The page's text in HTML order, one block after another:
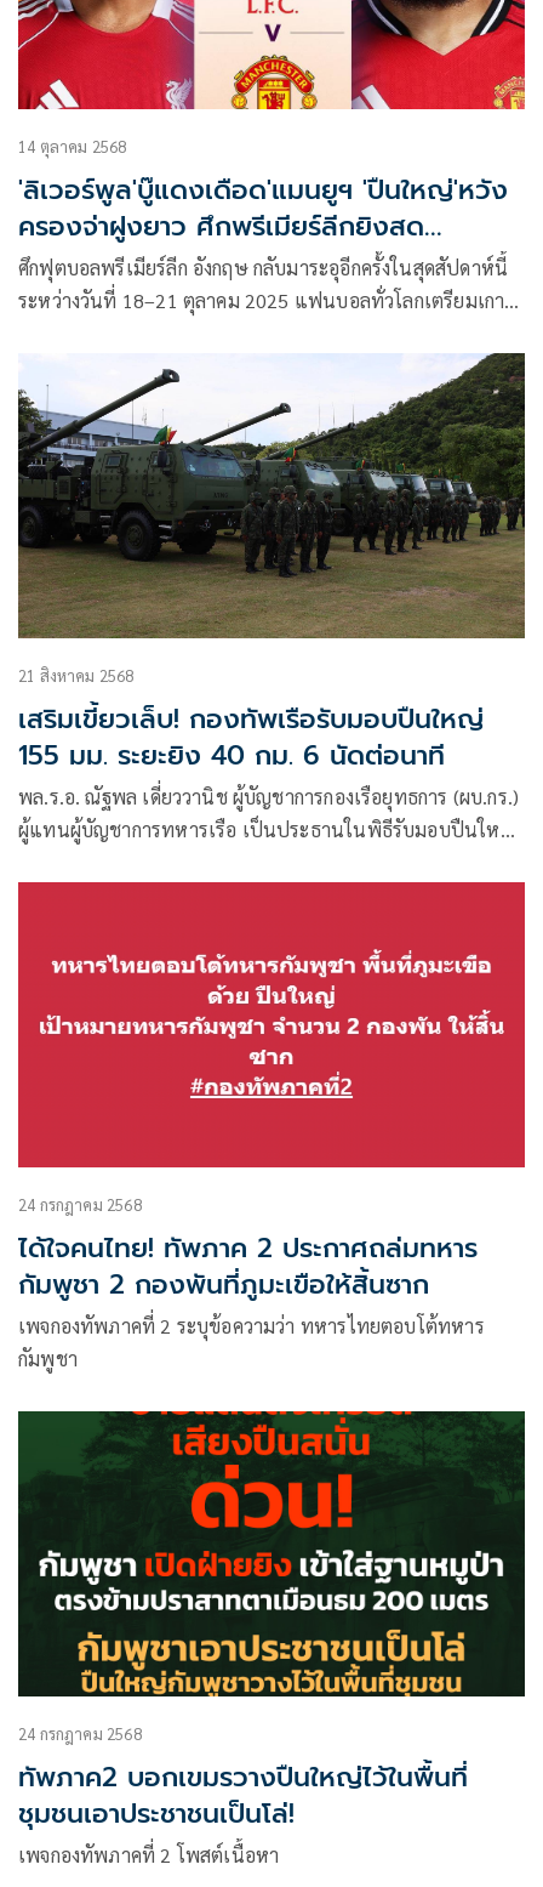
14 ตุลาคม 2568
'ลิเวอร์พูล'บู๊แดงเดือด'แมนยูฯ 'ปืนใหญ่'หวัง
ครองจ่าฝูงยาว ศึกพรีเมียร์ลีกยิงสด
ผ่านMonomax
ศึกฟุตบอลพรีเมียร์ลีก อังกฤษ กลับมาระอุอีกครั้งในสุดสัปดาห์นี้
ระหว่างวันที่ 18–21 ตุลาคม 2025 แฟนบอลทั่วโลกเตรียมเกาะ
เดือด” ลิเวอร์พูล เปิดแอนฟิลด์รับศึก แมนเชสเตอร์ ยูไนเต็ด
ขณะที่ แมนเชสเตอร์ ซิตี้ เร่งฟอร์มเก็บคะแนนในบ้าน ถ่ายทอด
สดครบทุกคู่ทาง Monomax และบางคู่ผ่านหน้าจอ ช่อง MONO29
21 สิงหาคม 2568
เสริมเขี้ยวเล็บ! กองทัพเรือรับมอบปืนใหญ่
155 มม. ระยะยิง 40 กม. 6 นัดต่อนาที
พล.ร.อ. ณัฐพล เดี่ยววานิช ผู้บัญชาการกองเรือยุทธการ (ผบ.กร.)
ผู้แทนผู้บัญชาการทหารเรือ เป็นประธานในพิธีรับมอบปืนใหญ่
รองผู้บัญชาการหน่วยบัญชาการนาวิกโยธิน ให้การต้อนรับ
24 กรกฎาคม 2568
ได้ใจคนไทย! ทัพภาค 2 ประกาศถล่มทหาร
กัมพูชา 2 กองพันที่ภูมะเขือให้สิ้นซาก
เพจกองทัพภาคที่ 2 ระบุข้อความว่า ทหารไทยตอบโต้ทหาร
กัมพูชา
24 กรกฎาคม 2568
ทัพภาค2 บอกเขมรวางปืนใหญ่ไว้ในพื้นที่
ชุมชนเอาประชาชนเป็นโล่!
เพจกองทัพภาคที่ 2 โพสต์เนื้อหา